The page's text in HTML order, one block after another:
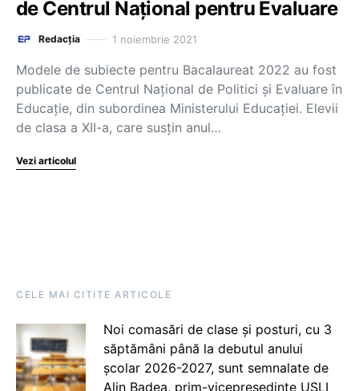
de Centrul Național pentru Evaluare
Redacția 1 noiembrie 2021
Modele de subiecte pentru Bacalaureat 2022 au fost
publicate de Centrul Național de Politici și Evaluare în
Educație, din subordinea Ministerului Educației. Elevii
de clasa a XII-a, care susțin anul…
Vezi articolul
CELE MAI CITITE ARTICOLE
Noi comasări de clase și posturi, cu 3
săptămâni până la debutul anului
școlar 2026-2027, sunt semnalate de
Alin Badea, prim-vicepreședinte USLI